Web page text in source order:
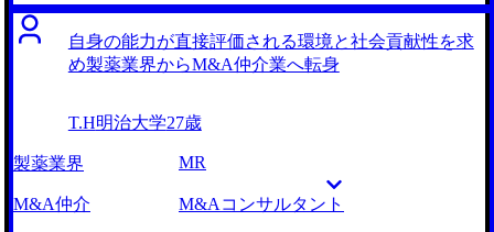
後手で、抜本的な解決策が提示されることはありませんでし
た。それに加えて、人事評価制度の改悪が繰り返されるな
ど、社員を大切にしない姿勢が浮き彫りになっていました。
を肌で感じました。このままこの会社にいても、会社自体に
将来性がないばかりか、私自身のキャリアも停滞してしまう
のではないかという危機感を抱き、転職を決意いたしまし
た。 まず大前提として、前職で感じたような閉塞感のある
環境や、意思決定の遅い組織は避けたいという考えがベース
自身の能力が直接評価される環境と社会貢献性を求
め製薬業界からM&A仲介業へ転身
T.H明治大学27歳
製薬業界 MR
M&A仲介 M&Aコンサルタント